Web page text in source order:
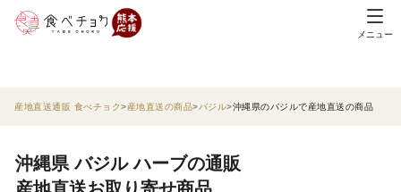
メニュー
産地直送通販 食べチョク 産地直送の商品 バジル 沖縄県のバジルで産地直送の商品
沖縄県 バジル ハーブの通販